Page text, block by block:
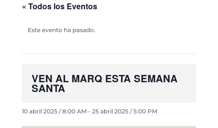
« Todos los Eventos
Este evento ha pasado.
VEN AL MARQ ESTA SEMANA
SANTA
10 abril 2025 / 8:00 AM- 25 abril 2025 / 5:00 PM